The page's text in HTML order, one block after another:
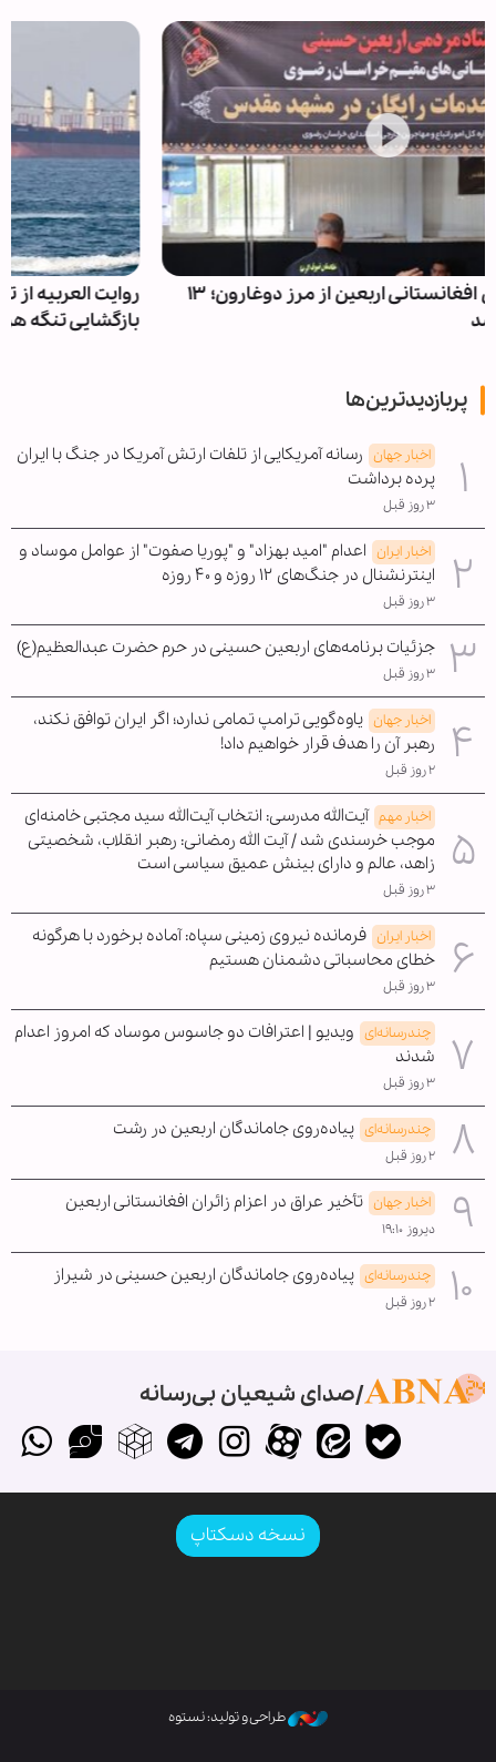
روایت العربیه از توافق ایران و عمان؛ جزئیات و شروط
پربازدیدترین‌ها
اخبار جهان رسانه آمریکایی از تلفات ارتش آمریکا در جنگ با ایران
پرده برداشت
۳ روز قبل
اخبار ایران اعدام "امید بهزاد" و "پوریا صفوت" از عوامل موساد و
اینترنشنال در جنگ‌های ۱۲ روزه و ۴۰ روزه
۳ روز قبل
جزئیات برنامه‌های اربعین حسینی در حرم حضرت عبدالعظیم(ع)
۳ روز قبل
اخبار جهان یاوه‌گویی ترامپ تمامی ندارد؛ اگر ایران توافق نکند،
رهبر آن را هدف قرار خواهیم داد!
۲ روز قبل
اخبار مهم آیت‌الله مدرسی: انتخاب آیت‌الله سید مجتبی خامنه‌ای
موجب خرسندی شد / آیت الله رمضانی: رهبر انقلاب، شخصیتی
زاهد، عالم و دارای بینش عمیق سیاسی است
۳ روز قبل
اخبار ایران فرمانده نیروی زمینی سپاه: آماده برخورد با هرگونه
خطای محاسباتی دشمنان هستیم
۳ روز قبل
چندرسانه‌ای ویدیو | اعترافات دو جاسوس موساد که امروز اعدام
شدند
۳ روز قبل
چندرسانه‌ای پیاده‌روی جاماندگان اربعین در رشت
۲ روز قبل
اخبار جهان تأخیر عراق در اعزام زائران افغانستانی اربعین
دیروز ۱۹:۱۰
چندرسانه‌ای پیاده‌روی جاماندگان اربعین حسینی در شیراز
۲ روز قبل
صدای شیعیان بی‌رسانه
نسخه دسکتاپ
طراحی و تولید: نستوه